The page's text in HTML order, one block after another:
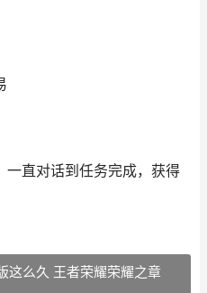
直对话到任务完成，获得
这么久 王者荣耀荣耀之章